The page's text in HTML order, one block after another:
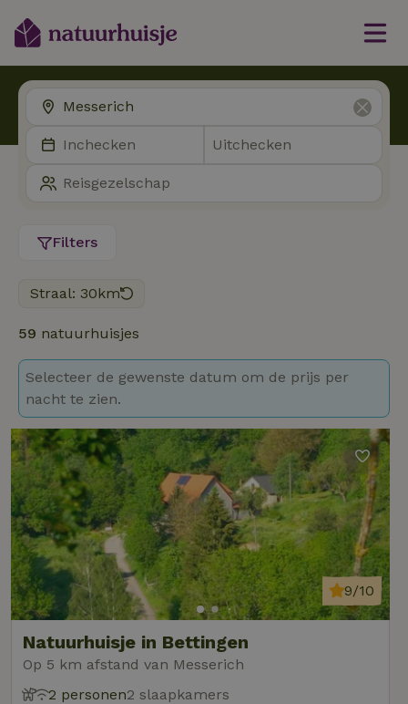
Filters
Straal: 30km
59 natuurhuisjes
Selecteer de gewenste datum om de prijs per
nacht te zien.
Natuurhuisje in Bettingen
Op 5 km afstand van Messerich
9/10
2 personen2 slaapkamers